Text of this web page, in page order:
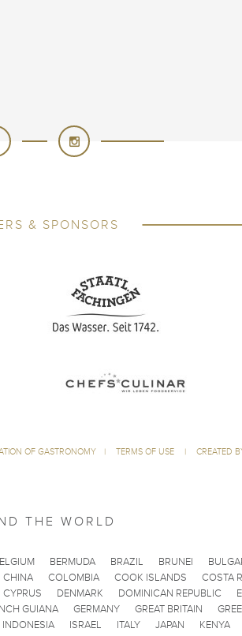
& SPONSORS
OF GASTRONOMY | TERMS OF USE | CREATED
THE WORLD
BERMUDA BRAZIL BRUNEI
CHINA COLOMBIA COOK ISLANDS
COSTA
CYPRUS DENMARK DOMINICAN REPUBLIC
GUIANA GERMANY GREAT BRITAIN
INDONESIA ISRAEL ITALY JAPAN KENYA